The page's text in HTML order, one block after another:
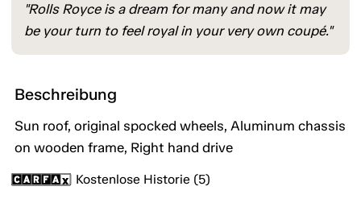
"Rolls Royce is a dream for many and now it may
be your turn to feel royal in your very own coupé."
Beschreibung
Sun roof, original spocked wheels, Aluminum chassis
on wooden frame, Right hand drive
Kostenlose Historie (5)